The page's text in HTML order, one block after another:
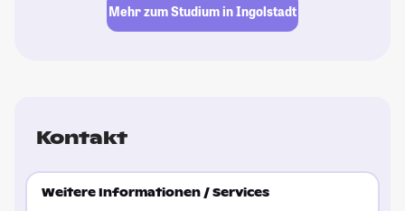
Mehr zum Studium in Ingolstadt
Kontakt
Weitere Informationen / Services